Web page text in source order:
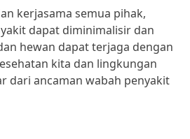
kerjasama semua pihak,
dapat diminimalisir dan
hewan dapat terjaga dengan
kita dan lingkungan
dari ancaman wabah penyakit